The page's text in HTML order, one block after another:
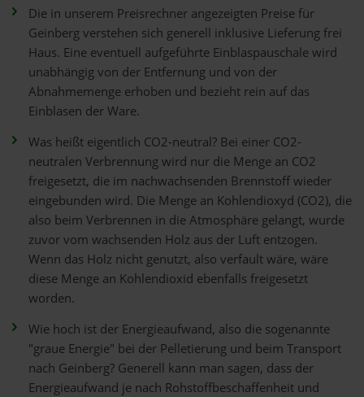
Die in unserem Preisrechner angezeigten Preise für
Geinberg verstehen sich generell inklusive Lieferung frei
Haus. Eine eventuell aufgeführte Einblaspauschale wird
unabhängig von der Entfernung und von der
Abnahmemenge erhoben und bezieht rein auf das
Einblasen der Ware.
Was heißt eigentlich CO2-neutral? Bei einer CO2-
neutralen Verbrennung wird nur die Menge an CO2
freigesetzt, die im nachwachsenden Brennstoff wieder
eingebunden wird. Die Menge an Kohlendioxyd (CO2), die
also beim Verbrennen in die Atmosphäre gelangt, wurde
zuvor vom wachsenden Holz aus der Luft entzogen.
Wenn das Holz nicht genutzt, also verfault wäre, wäre
diese Menge an Kohlendioxid ebenfalls freigesetzt
worden.
Wie hoch ist der Energieaufwand, also die sogenannte
"graue Energie" bei der Pelletierung und beim Transport
nach Geinberg? Generell kann man sagen, dass der
Energieaufwand je nach Rohstoffbeschaffenheit und